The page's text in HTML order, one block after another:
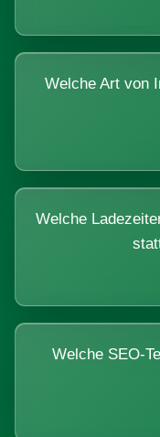
Welche Art von
Welche
Welche SEO-